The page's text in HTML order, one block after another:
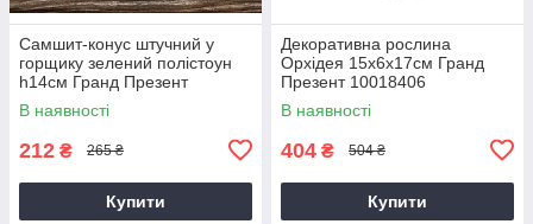
Самшит-конус штучний у
горщику зелений полістоун
h14см Гранд Презент
3331200-1 конус
В наявності
212 ₴ 265 ₴
Купити
Декоративна рослина
Орхідея 15х6х17см Гранд
Презент 10018406
В наявності
404 ₴ 504 ₴
Купити